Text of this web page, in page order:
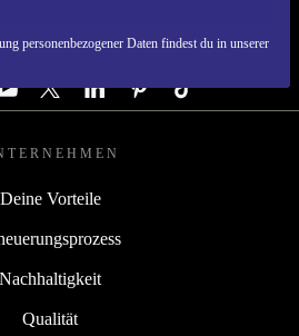
personenbezogener Daten findest du in unserer
FOLGE UNS
Deine Vorteile
Nachhaltigkeit
Qualität